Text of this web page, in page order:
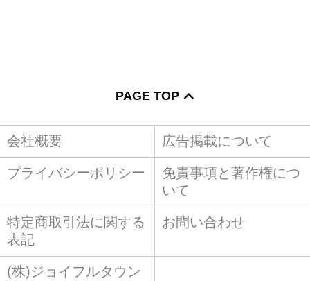
PAGE TOP
会社概要 広告掲載について
プライバシーポリシー
免責事項と著作権につ
いて
特定商取引法に関する
表記
お問い合わせ
(株)ジョイフルタウン